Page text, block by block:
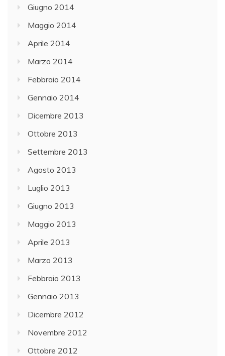
Giugno 2014
Maggio 2014
Aprile 2014
Marzo 2014
Febbraio 2014
Gennaio 2014
Dicembre 2013
Ottobre 2013
Settembre 2013
Agosto 2013
Luglio 2013
Giugno 2013
Maggio 2013
Aprile 2013
Marzo 2013
Febbraio 2013
Gennaio 2013
Dicembre 2012
Novembre 2012
Ottobre 2012